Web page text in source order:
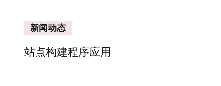
新闻动态
站点构建程序应用